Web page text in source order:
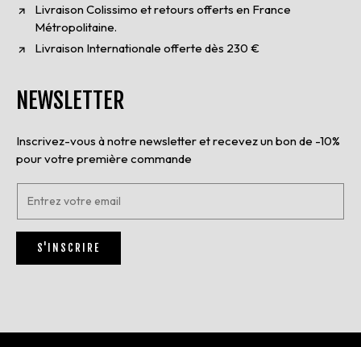
Livraison Colissimo et retours offerts en France
Métropolitaine.
Livraison Internationale offerte dès 230 €
NEWSLETTER
Inscrivez-vous à notre newsletter et recevez un bon de -10%
pour votre première commande
E
t
r
z
S'INSCRIRE